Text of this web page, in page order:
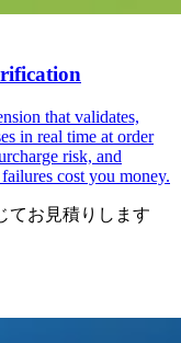
that validates,
in real time at order
risk, and
cost you money.
てお見積りします